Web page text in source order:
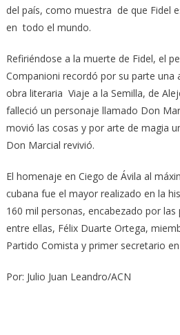
del país, como muestra de que Fidel
en todo el mundo.
Refiriéndose a la muerte de Fidel, el
Companioni recordó por su parte una
obra literaria Viaje a la Semilla, de
falleció un personaje llamado Don
movió las cosas y por arte de magia
Don Marcial revivió.
El homenaje en Ciego de Ávila al
cubana fue el mayor realizado en la
160 mil personas, encabezado por
entre ellas, Félix Duarte Ortega,
Partido Comista y primer secretario
Por: Julio Juan Leandro/ACN